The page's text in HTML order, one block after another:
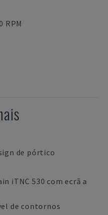
RPM
de pórtico
iTNC 530 com ecrã a
de contornos